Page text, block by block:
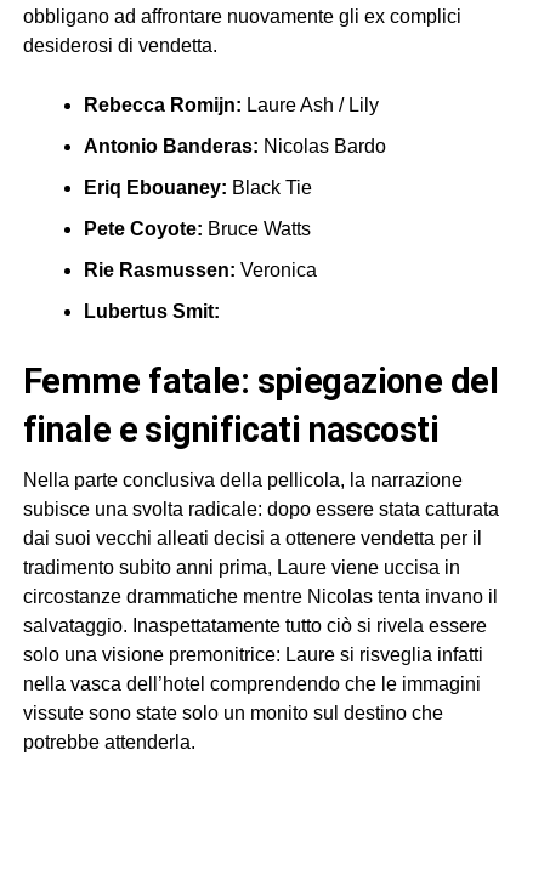
obbligano ad affrontare nuovamente gli ex complici
desiderosi di vendetta.
Rebecca Romijn: Laure Ash / Lily
Antonio Banderas: Nicolas Bardo
Eriq Ebouaney: Black Tie
Pete Coyote: Bruce Watts
Rie Rasmussen: Veronica
Lubertus Smit:
femme fatale: spiegazione del
finale e significati nascosti
Nella parte conclusiva della pellicola, la narrazione
subisce una svolta radicale: dopo essere stata catturata
dai suoi vecchi alleati decisi a ottenere vendetta per il
tradimento subito anni prima, Laure viene uccisa in
circostanze drammatiche mentre Nicolas tenta invano il
salvataggio. Inaspettatamente tutto ciò si rivela essere
solo una visione premonitrice: Laure si risveglia infatti
nella vasca dell’hotel comprendendo che le immagini
vissute sono state solo un monito sul destino che
potrebbe attenderla.